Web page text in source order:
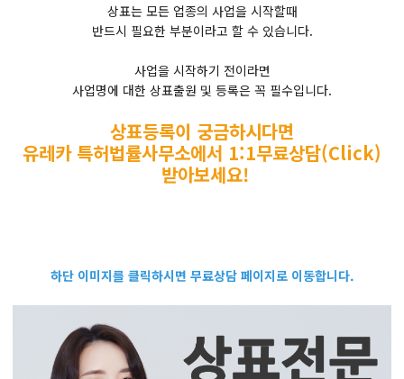
상표는 모든 업종의 사업을 시작할때
반드시 필요한 부분이라고 할 수 있습니다.
​사업을 시작하기 전이라면
사업명에 대한 상표출원 및 등록은 꼭 필수입니다.
​상표등록이 궁금하시다면
유레카 특허법률사무소에서 1:1무료상담(Click)
받아보세요!
하단 이미지를 클릭하시면 무료상담 페이지로 이동합니다.